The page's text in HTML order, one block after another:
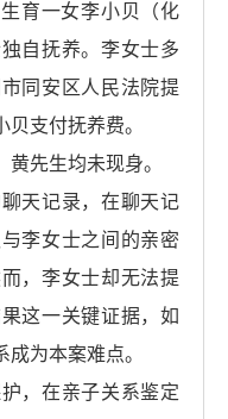
育一女李小贝（化
自抚养。李女士多
同安区人民法院提
支付抚养费。
先生均未现身。
天记录，在聊天记
李女士之间的亲密
，李女士却无法提
这一关键证据，如
为本案难点。
，在亲子关系鉴定